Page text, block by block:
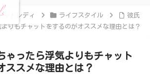
ットレディ ライフスタイル
彼氏
りもチャットをするのがオススメな理由とは？
ゃったら浮気よりもチャット
ススメな理由とは？